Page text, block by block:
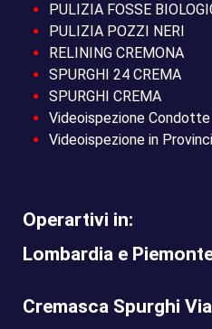
PULIZIA FOSSE
PULIZIA POZZI NERI
RELINING CREMONA
SPURGHI 24 CREMA
SPURGHI CREMA
Videoispezione
Videoispezione in
Operartivi in:
Lombardia e
Cremasca Spurghi